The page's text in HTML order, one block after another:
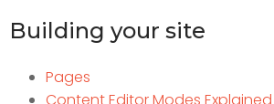
Building your site
Pages
Content Editor Modes Explained